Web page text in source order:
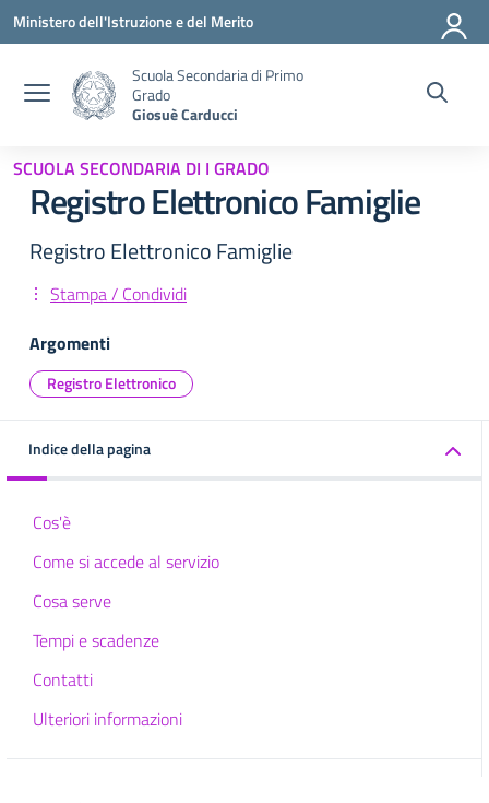
Vai ai contenuti
Vai al menu di navigazione
Vai al footer
Ministero dell'Istruzione e del Merito
Scuola Secondaria di Primo
Grado
Giosuè Carducci
SCUOLA SECONDARIA DI I GRADO
Registro Elettronico Famiglie
Registro Elettronico Famiglie
Stampa / Condividi
Argomenti
Registro Elettronico
Indice della pagina
Cos'è
Come si accede al servizio
Cosa serve
Tempi e scadenze
Contatti
Ulteriori informazioni